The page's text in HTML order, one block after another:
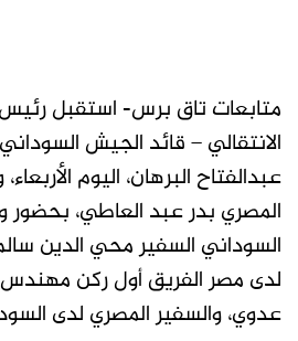
متابعات تاق برس- استقبل
الانتقالي – قائد الجيش
عبدالفتاح البرهان، اليوم
المصري بدر عبد العاطي، بحضور
السوداني السفير محي الدين
لدى مصر الفريق أول ركن
عدوي، والسفير المصري لدى